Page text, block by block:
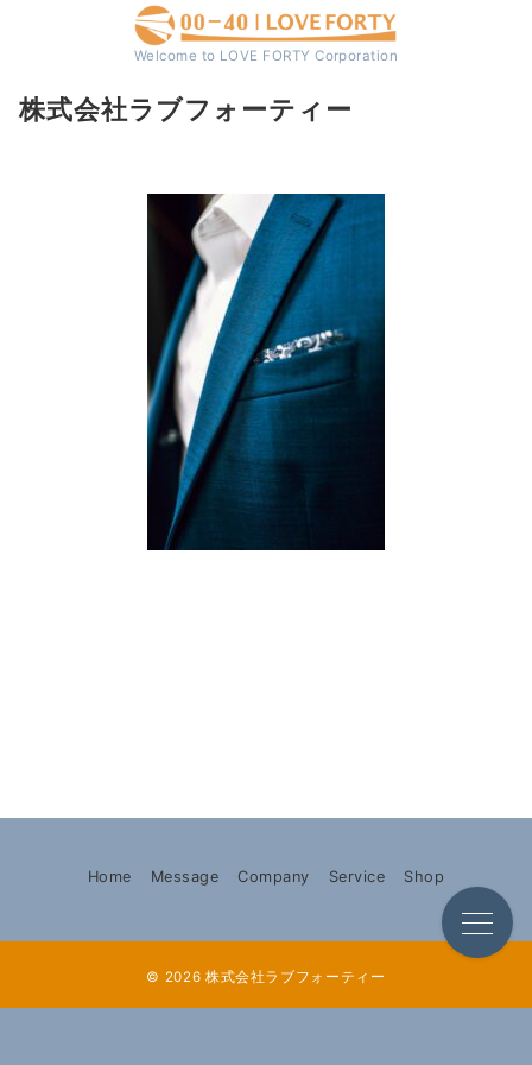
Welcome to LOVE FORTY Corporation
株式会社ラブフォーティー
Home Message Company Service Shop
© 2026 株式会社ラブフォーティー